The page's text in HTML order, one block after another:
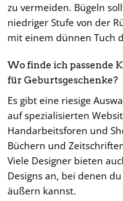
zu vermeiden. Bügeln
niedriger Stufe von der
mit einem dünnen Tuch
Wo finde ich passende
für Geburtsgeschenke?
Es gibt eine riesige
auf spezialisierten
Handarbeitsforen und
Büchern und
Viele Designer bieten
Designs an, bei denen
äußern kannst.